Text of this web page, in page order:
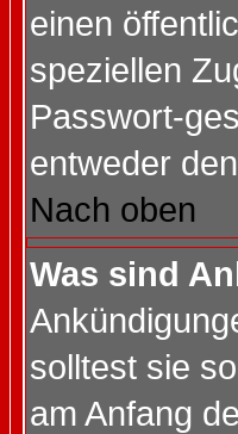
einen
speziellen
Passwort-
entweder
Nach oben
Was sind
solltest sie
am Anfang